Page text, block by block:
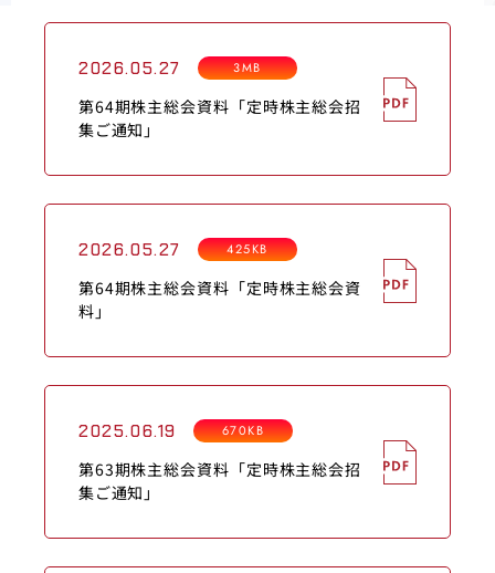
2026.05.27 3MB
第64期株主総会資料「定時株主総会招
集ご通知」
2026.05.27 425KB
第64期株主総会資料「定時株主総会資
料」
2025.06.19 670KB
第63期株主総会資料「定時株主総会招
集ご通知」